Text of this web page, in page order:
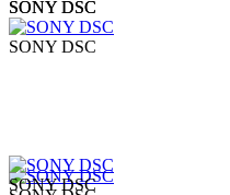
SONY DSC
SONY DSC
SONY DSC
SONY DSC